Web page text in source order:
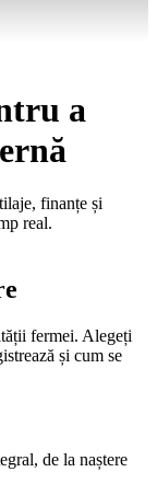
a
finanțe și
real.
fermei. Alegeți
și cum se
de la naștere